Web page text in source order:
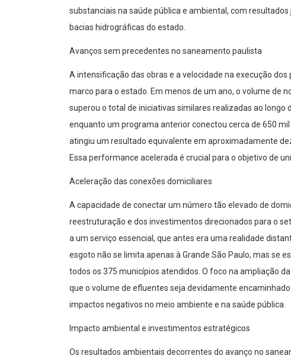
substanciais na saúde pública e ambiental, com
bacias hidrográficas do estado.
Avanços sem precedentes no saneamento paulista
A intensificação das obras e a velocidade na execução
marco para o estado. Em menos de um ano, o volume de
superou o total de iniciativas similares realizadas ao longo
enquanto um programa anterior conectou cerca de 650
atingiu um resultado equivalente em aproximadamente
Essa performance acelerada é crucial para o objetivo de
Aceleração das conexões domiciliares
A capacidade de conectar um número tão elevado de
reestruturação e dos investimentos direcionados para o
a um serviço essencial, que antes era uma realidade
esgoto não se limita apenas à Grande São Paulo, mas se
todos os 375 municípios atendidos. O foco na ampliação
que o volume de efluentes seja devidamente
impactos negativos no meio ambiente e na saúde pública.
Impacto ambiental e investimentos estratégicos
Os resultados ambientais decorrentes do avanço no